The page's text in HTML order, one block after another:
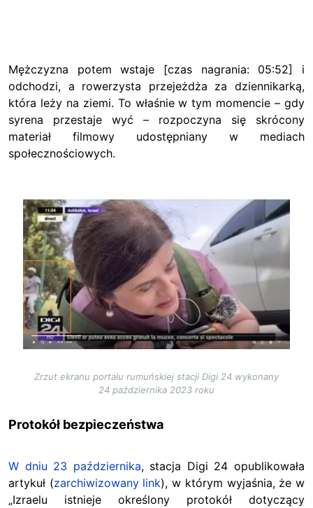
Mężczyzna potem wstaje [czas nagrania: 05:52] i
odchodzi, a rowerzysta przejeżdża za dziennikarką,
która leży na ziemi. To właśnie w tym momencie – gdy
syrena przestaje wyć – rozpoczyna się skrócony
materiał filmowy udostępniany w mediach
społecznościowych.
Image
Zrzut ekranu portalu rumuńskiej stacji Digi 24 wykonany
24 października 2023 roku
Protokół bezpieczeństwa
W dniu 23 października, stacja Digi 24 opublikowała
artykuł (zarchiwizowany link), w którym wyjaśnia, że w
„Izraelu istnieje określony protokół dotyczący